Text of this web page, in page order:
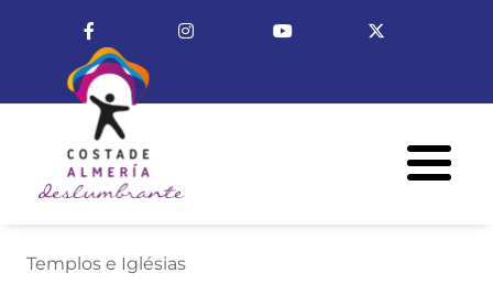
Enlace a FacebookEnlace a InstagramEnlace a Youtube
Templos e Iglésias